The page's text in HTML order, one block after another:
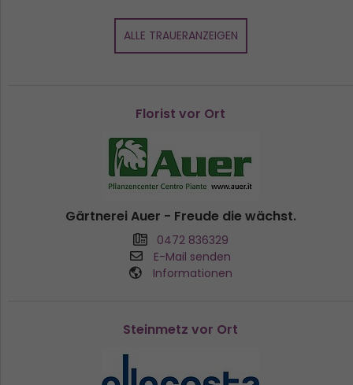
ALLE TRAUERANZEIGEN
Florist vor Ort
Gärtnerei Auer - Freude die wächst.
0472 836329
E-Mail senden
Informationen
Steinmetz vor Ort